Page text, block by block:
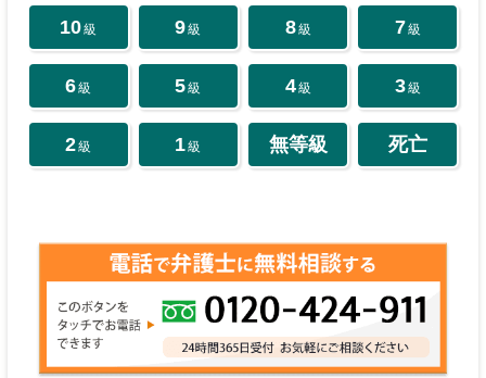
10級 9級 8級 7級
6級 5級 4級 3級
2級 1級 無等級 死亡